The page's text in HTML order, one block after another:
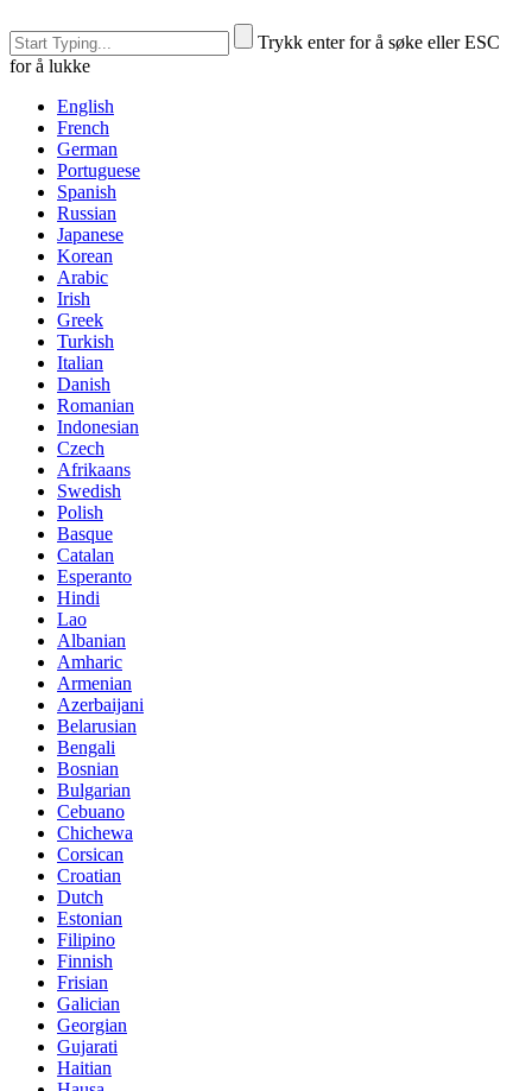
Trykk enter for å søke eller ESC
for å lukke
English
French
German
Portuguese
Spanish
Russian
Japanese
Korean
Arabic
Irish
Greek
Turkish
Italian
Danish
Romanian
Indonesian
Czech
Afrikaans
Swedish
Polish
Basque
Catalan
Esperanto
Hindi
Lao
Albanian
Amharic
Armenian
Azerbaijani
Belarusian
Bengali
Bosnian
Bulgarian
Cebuano
Chichewa
Corsican
Croatian
Dutch
Estonian
Filipino
Finnish
Frisian
Galician
Georgian
Gujarati
Haitian